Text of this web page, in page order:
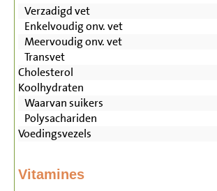
Verzadigd vet
Enkelvoudig onv. vet
Meervoudig onv. vet
Transvet
Cholesterol
Koolhydraten
Waarvan suikers
Polysachariden
Voedingsvezels
Vitamines